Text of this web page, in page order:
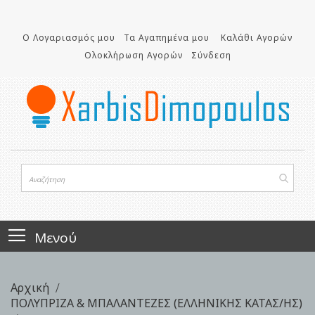
περιεχόμενο
Ο Λογαριασμός μου Τα Αγαπημένα μου
Καλάθι Αγορών
Ολοκλήρωση Αγορών
Σύνδεση
Μενού
Αρχική
ΠΟΛΥΠΡΙΖΑ & ΜΠΑΛΑΝΤΕΖΕΣ (ΕΛΛΗΝΙΚΗΣ ΚΑΤΑΣ/ΗΣ)